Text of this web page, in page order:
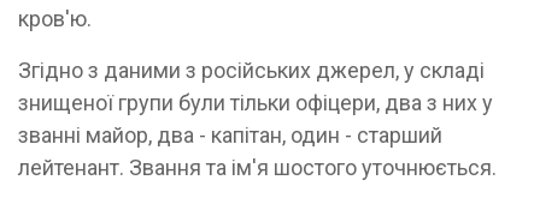
кров'ю.
Згідно з даними з російських джерел, у складі
знищеної групи були тільки офіцери, два з них у
званні майор, два - капітан, один - старший
лейтенант. Звання та ім'я шостого уточнюється.